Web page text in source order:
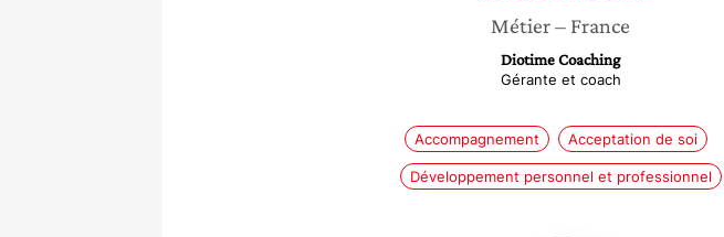
Métier– France
Diotime Coaching
Gérante et coach
Accompagnement Acceptation de soi
Développement personnel et professionnel